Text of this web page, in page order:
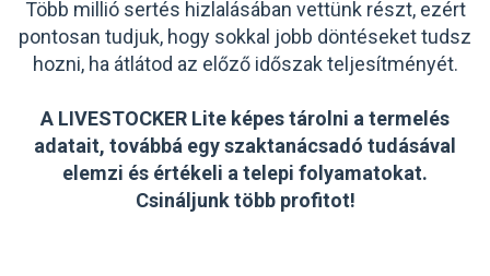
Több millió sertés hizlalásában vettünk részt, ezért
pontosan tudjuk, hogy sokkal jobb döntéseket tudsz
hozni, ha átlátod az előző időszak teljesítményét.
A LIVESTOCKER Lite képes tárolni a termelés
adatait, továbbá egy szaktanácsadó tudásával
elemzi és értékeli a telepi folyamatokat.
Csináljunk több profitot!